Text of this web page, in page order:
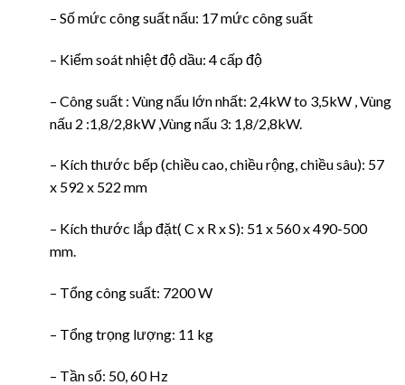
– Số mức công suất nấu: 17 mức công suất
– Kiểm soát nhiệt độ dầu: 4 cấp độ
– Công suất : Vùng nấu lớn nhất: 2,4kW to 3,5kW , Vùng
nấu 2 :1,8/2,8kW ,Vùng nấu 3: 1,8/2,8kW.
– Kích thước bếp (chiều cao, chiều rộng, chiều sâu): 57
x 592 x 522 mm
– Kích thước lắp đặt( C x R x S): 51 x 560 x 490-500
mm.
– Tổng công suất: 7200 W
– Tổng trọng lượng: 11 kg
– Tần số: 50, 60 Hz